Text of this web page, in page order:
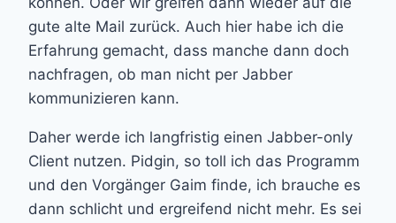
gute alte Mail zurück. Auch hier habe ich die
Erfahrung gemacht, dass manche dann doch
nachfragen, ob man nicht per Jabber
kommunizieren kann.
Daher werde ich langfristig einen Jabber-only
Client nutzen. Pidgin, so toll ich das Programm
und den Vorgänger Gaim finde, ich brauche es
dann schlicht und ergreifend nicht mehr. Es sei